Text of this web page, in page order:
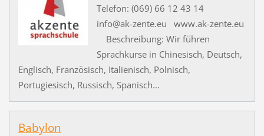
Telefon: (069) 66 12 43 14
info@ak-zente.eu www.ak-zente.eu
Beschreibung: Wir führen
Sprachkurse in Chinesisch, Deutsch,
Englisch, Französisch, Italienisch, Polnisch,
Portugiesisch, Russisch, Spanisch...
Babylon